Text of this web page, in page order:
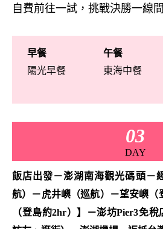
自費前往一試，挑戰決勝一線
早餐
陽光早餐
午餐
東海中餐
03
DAY
飯店出發－澎湖南海觀光碼頭－
航）－虎井嶼（巡航）－望安嶼（
（登島約2hr）】－澎坊Pier3免